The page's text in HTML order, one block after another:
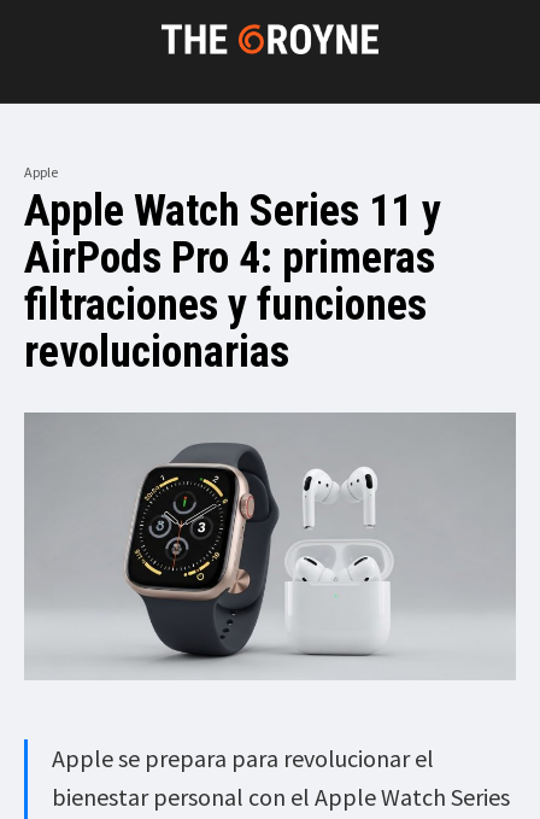
Apple
Apple Watch Series 11 y
AirPods Pro 4: primeras
filtraciones y funciones
revolucionarias
Apple se prepara para revolucionar el
bienestar personal con el Apple Watch Series